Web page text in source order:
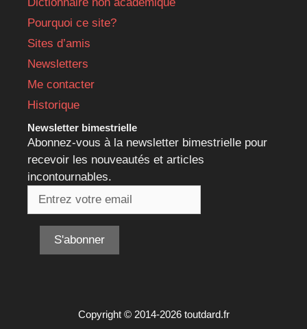
Pourquoi ce site?
Sites d’amis
Newsletters
Me contacter
Historique
Newsletter bimestrielle
Abonnez-vous à la newsletter bimestrielle pour
recevoir les nouveautés et articles
incontournables.
Copyright © 2014-2026 toutdard.fr